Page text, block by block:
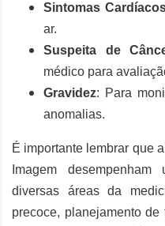
Sintomas
ar.
Suspeita de
médico para
Gravidez: Para
anomalias.
É importante lembrar que
Imagem
diversas áreas da
precoce, planejamento